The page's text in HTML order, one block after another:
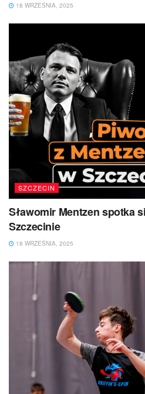
18 WRZEŚNIA, 2025
SZCZECIN
Sławomir Mentzen spotka
Szczecinie
18 WRZEŚNIA, 2025